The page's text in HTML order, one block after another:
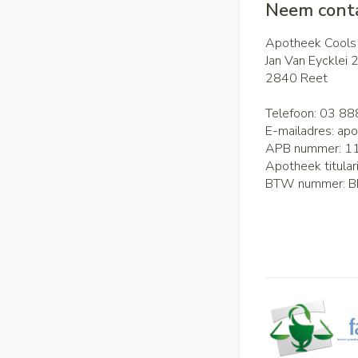
Neem
Apotheek Cools
Jan Van Eycklei 2
2840 Reet
Telefoon: 03
E-mailadres:
APB nummer:
Apotheek
BTW nummer: